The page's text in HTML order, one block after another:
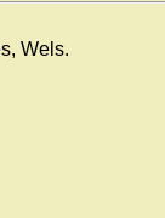
Wels.